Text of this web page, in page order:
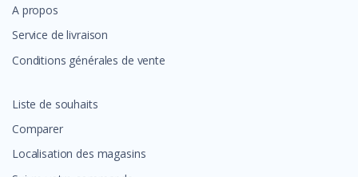
A propos
Service de livraison
Conditions générales de vente
Liste de souhaits
Comparer
Localisation des magasins